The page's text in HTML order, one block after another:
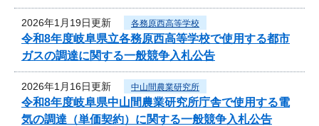
2026年1月19日更新 各務原西高等学校
令和8年度岐阜県立各務原西高等学校で使用する都市
ガスの調達に関する一般競争入札公告
2026年1月16日更新 中山間農業研究所
令和8年度岐阜県中山間農業研究所庁舎で使用する電
気の調達（単価契約）に関する一般競争入札公告